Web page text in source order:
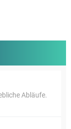
Abläufe.